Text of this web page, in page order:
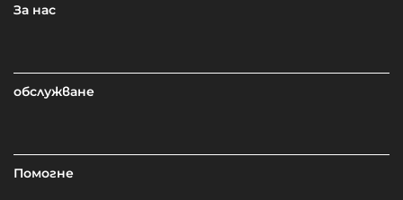
За нас
обслужване
Помогне